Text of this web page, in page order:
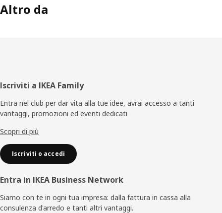
Altro da
Piè
di
pagina
Iscriviti a IKEA Family
Entra nel club per dar vita alla tue idee, avrai accesso a tanti
vantaggi, promozioni ed eventi dedicati
Scopri di più
Iscriviti o accedi
Entra in IKEA Business Network
Siamo con te in ogni tua impresa: dalla fattura in cassa alla
consulenza d'arredo e tanti altri vantaggi.